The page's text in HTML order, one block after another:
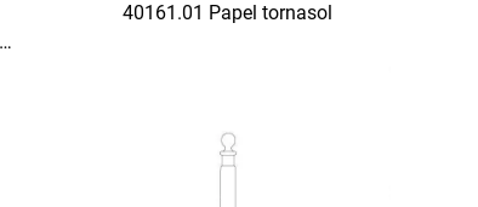
40161.01 Papel tornasol